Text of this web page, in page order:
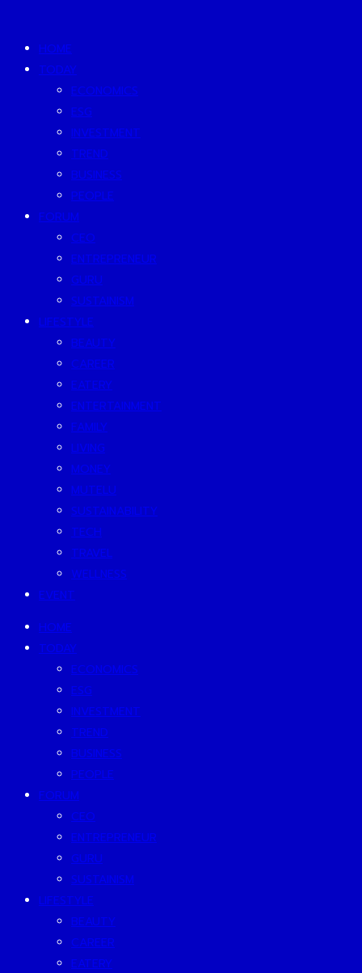
HOME
TODAY
ECONOMICS
ESG
INVESTMENT
TREND
BUSINESS
PEOPLE
FORUM
CEO
ENTREPRENEUR
GURU
SUSTAINISM
LIFESTYLE
BEAUTY
CAREER
EATERY
ENTERTAINMENT
FAMILY
LIVING
MONEY
MUTELU
SUSTAINABILITY
TECH
TRAVEL
WELLNESS
EVENT
HOME
TODAY
ECONOMICS
ESG
INVESTMENT
TREND
BUSINESS
PEOPLE
FORUM
CEO
ENTREPRENEUR
GURU
SUSTAINISM
LIFESTYLE
BEAUTY
CAREER
EATERY